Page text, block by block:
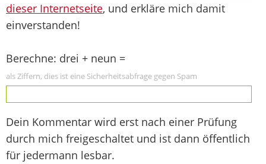
dieser Internetseite, und erkläre mich damit
einverstanden!
Berechne: drei + neun =
als Ziffern, dies ist eine Sicherheitsabfrage gegen Spam
Dein Kommentar wird erst nach einer Prüfung
durch mich freigeschaltet und ist dann öffentlich
für jedermann lesbar.